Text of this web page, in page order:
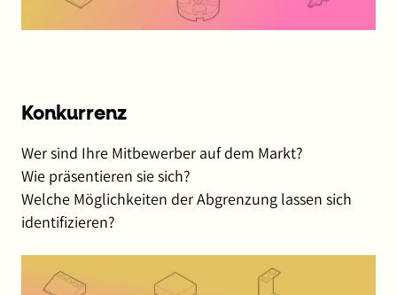
Konkurrenz
Wer sind Ihre Mitbewerber auf dem Markt?
Wie präsentieren sie sich?
Welche Möglichkeiten der Abgrenzung lassen sich
identifizieren?